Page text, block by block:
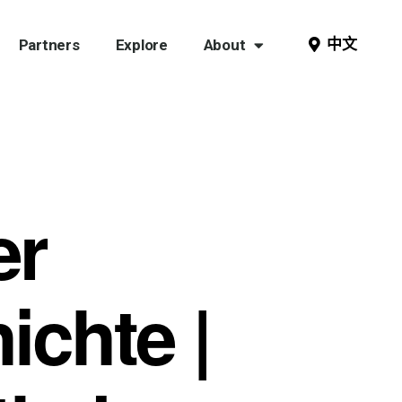
Partners Explore About 中文
|